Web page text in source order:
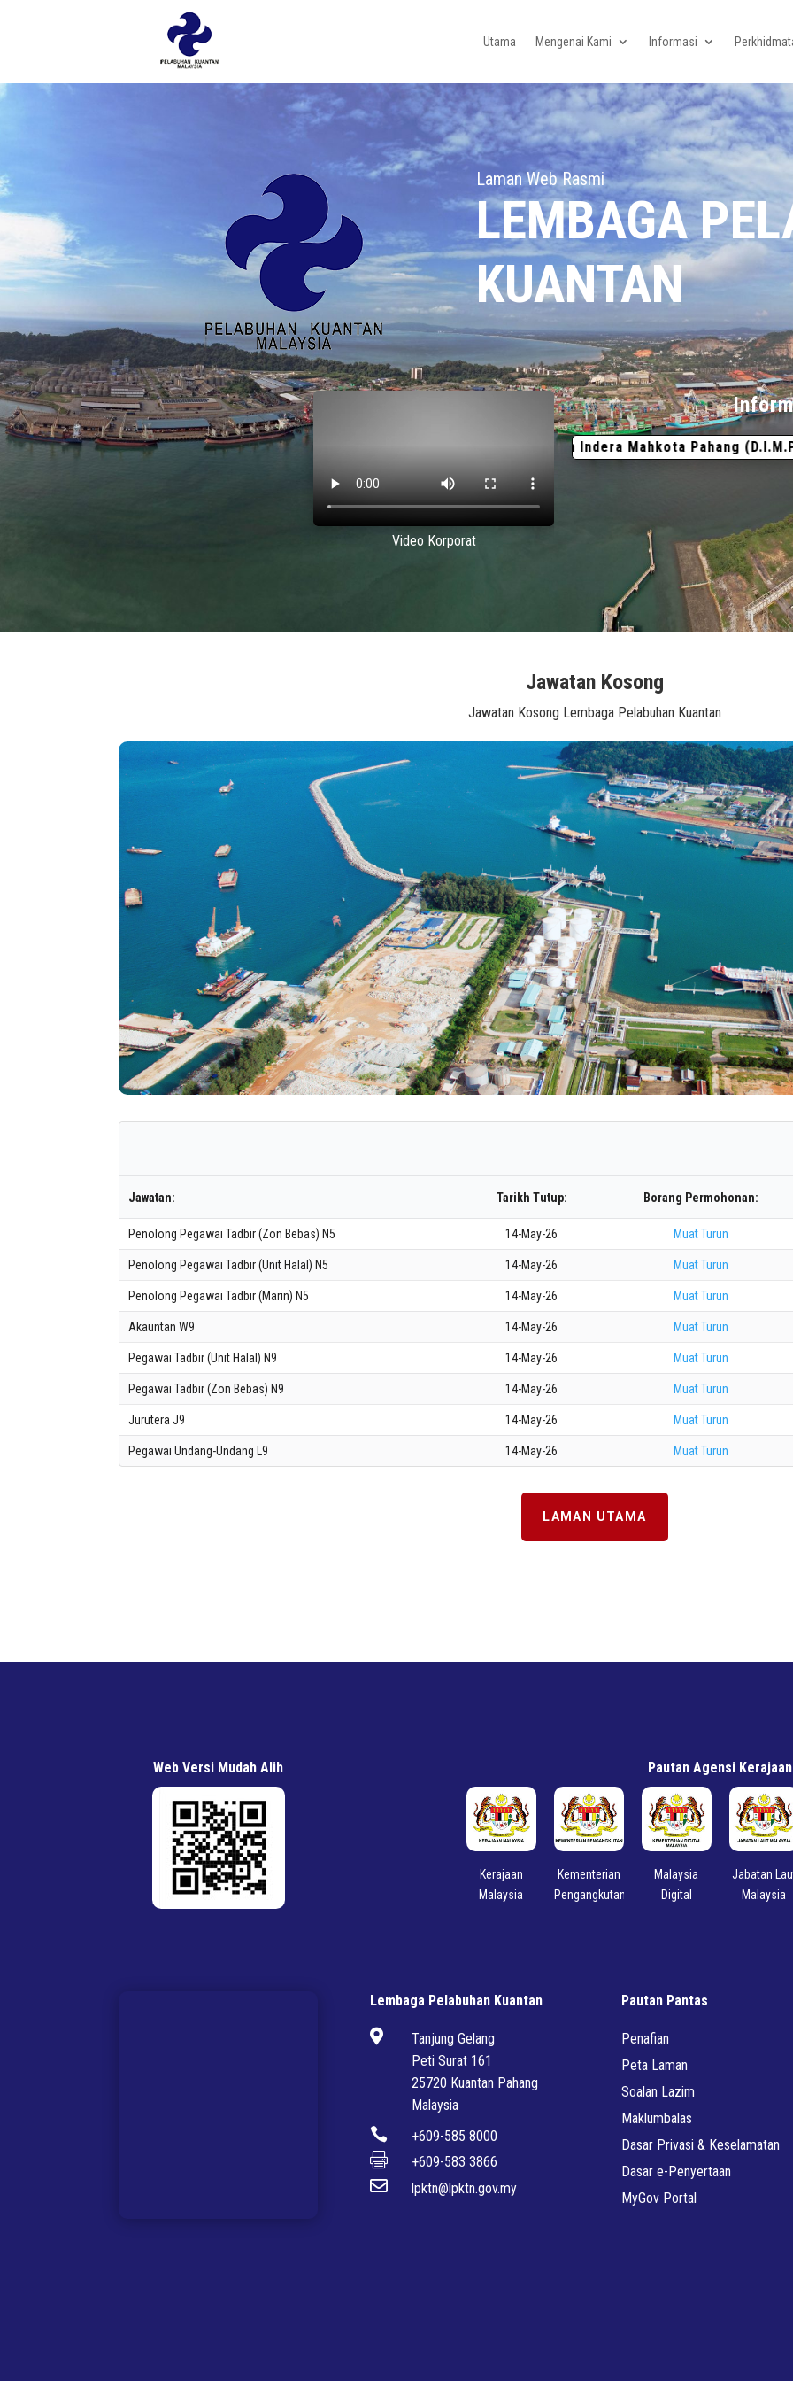
Utama Mengenai Kami Informasi
Laman Web Rasmi
LEMBAGA
KUANTAN
Video Korporat
1 Ogos 2026 : Pengurniaan Darjah Indera Mahkota Pahang (D.I.M.P.) Kepada
Jawatan Kosong
Jawatan Kosong Lembaga Pelabuhan Kuantan
Jawatan: Tarikh Tutup: Borang Permohonan:
Penolong Pegawai Tadbir (Zon Bebas) N5 14-May-26 Muat Turun
Penolong Pegawai Tadbir (Unit Halal) N5 14-May-26 Muat Turun
Penolong Pegawai Tadbir (Marin) N5 14-May-26 Muat Turun
Akauntan W9 14-May-26 Muat Turun
Pegawai Tadbir (Unit Halal) N9 14-May-26 Muat Turun
Pegawai Tadbir (Zon Bebas) N9 14-May-26 Muat Turun
Jurutera J9 14-May-26 Muat Turun
Pegawai Undang-Undang L9 14-May-26 Muat Turun
LAMAN UTAMA
Web Versi Mudah Alih Pautan Agensi Kerajaan
Kerajaan
Malaysia
Kementerian
Pengangkutan
Malaysia
Digital
Jabatan
Malaysia
Lembaga Pelabuhan Kuantan

Tanjung Gelang
Peti Surat 161
25720 Kuantan Pahang
Malaysia
 +609-585 8000
 +609-583 3866
 lpktn@lpktn.gov.my
Pautan Pantas
Penafian
Peta Laman
Soalan Lazim
Maklumbalas
Dasar Privasi & Keselamatan
Dasar e-Penyertaan
MyGov Portal